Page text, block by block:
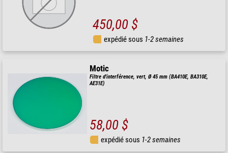
450,00 $
expédié sous 1-2 semaines
Motic
Filtre d'interférence, vert, Ø 45 mm (BA410E, BA310E,
AE31E)
58,00 $
expédié sous 1-2 semaines